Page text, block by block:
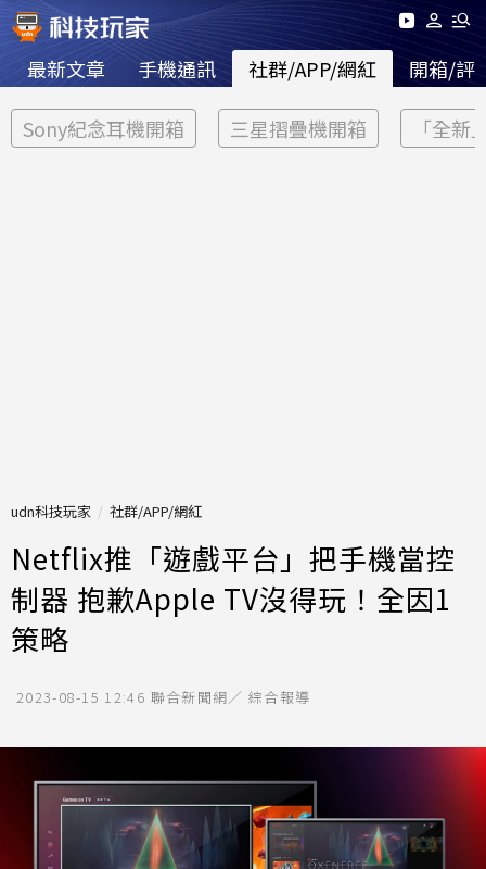
最新文章 手機通訊 社群/APP/網紅 開箱/評
Sony紀念耳機開箱 三星摺疊機開箱 「全新
udn科技玩家 社群/APP/網紅
Netflix推「遊戲平台」把手機當控
制器 抱歉Apple TV沒得玩！全因1
策略
2023-08-15 12:46 聯合新聞網／ 綜合報導